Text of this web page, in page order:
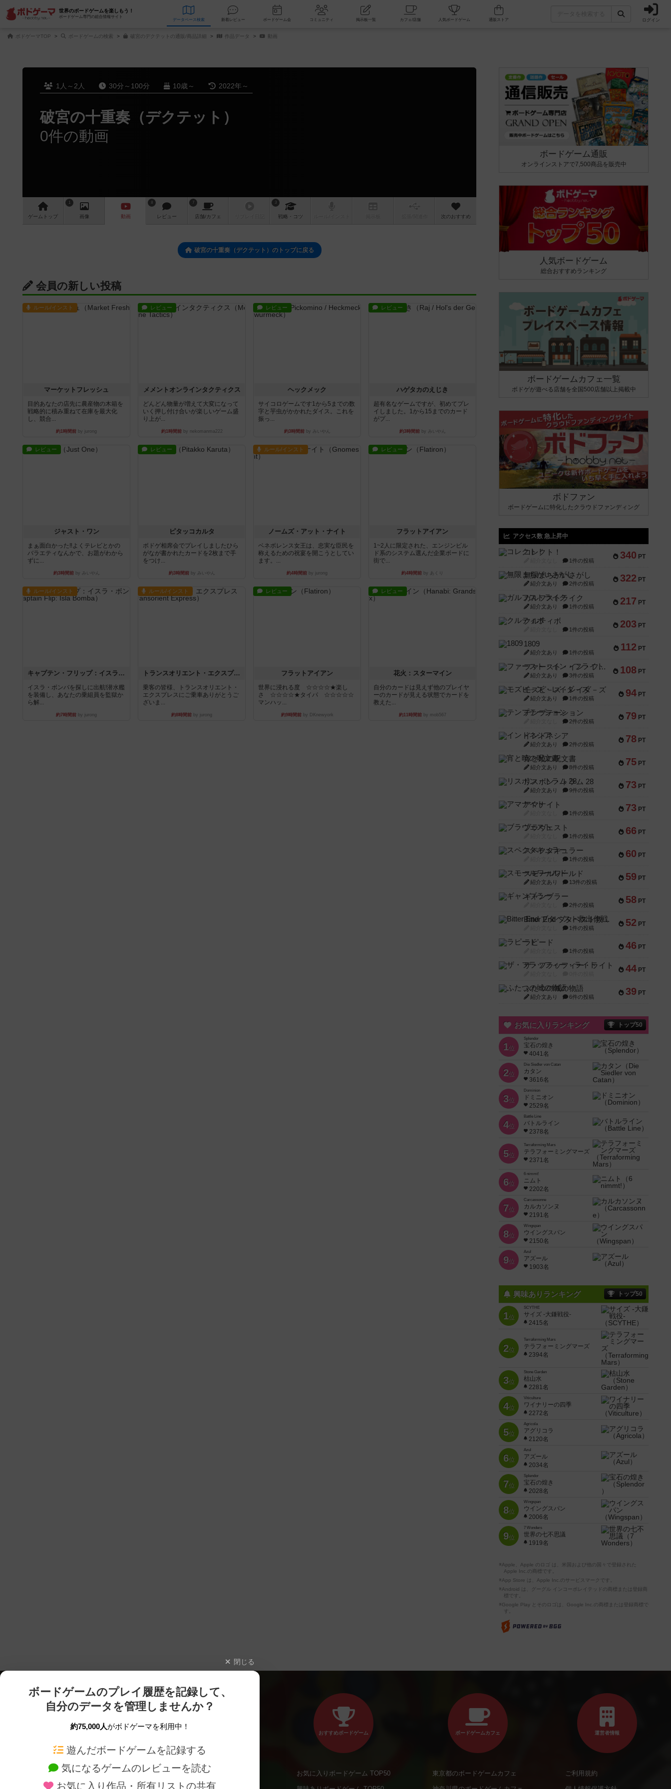
世界のボードゲームを楽しもう！
ボードゲーム専門の総合情報サイト
データベース 検索 新着レビュー ボードゲーム会 コミュニティ 掲示板一覧 カフェ/店舗 人気ボードゲーム ログイン
ボドゲーマTOP ボードゲームの検索 破宮のデクテットの通販/商品詳細 作品データ 動画
1人～2人 30分～100分 10歳～ 2022年～
破宮の十重奏（デクテット）
0件の動画
ゲーム トップ
1
画像 動画
8
レビュー
7
店舗/カフェ
3
戦略 ・コツ 次のおすすめ
破宮の十重奏（デクテット）のトップに戻る
会員の新しい投稿
ルール/インスト
マーケットフレッシュ
目的あなたの店先に農産物の木箱を
戦略的に積み重ねて在庫を最大化
し、競合...
約1時間前 by jurong
レビュー
メメントオンラインタクティクス
どんどん物量が増えて大変になって
いく押し付け合いが楽しいゲーム盛
り上が...
約1時間前by nekomanma222
レビュー
ヘックメック
サイコロゲームです1から5までの数
字と芋虫がかかれたダイス。これを
振っ...
約3時間前by みいやん
レビュー
ハゲタカのえじき
超有名なゲームですが、初めてプレ
イしました。1から15までのカード
がプ...
約3時間前by みいやん
レビュー
ジャスト・ワン
まぁ面白かった‼️よくテレビとかの
バラエティなんかで、お題がわから
ずに...
約3時間前by みいやん
レビュー
ピタッコカルタ
ボドゲ相席会でプレイしましたひら
がなが書かれたカードを2枚まで手
をつけ...
約3時間前by みいやん
ルール/インスト
ノームズ・アット・ナイト
ベネボレンス女王は、忠実な臣民を
称えるための祝宴を開こうとしてい
ます。...
約4時間前 by jurong
レビュー
フラットアイアン
1~2人に限定された、エンジンビル
ド系のシステム選んだ企業ボードに
街で...
約4時間前 by あくり
ルール/インスト
キャプテン・フリップ：イスラ・ボンバ
イスラ・ボンバを探しに出航!潜水艦
を装備し、あなたの乗組員を監獄か
ら解...
約7時間前 by jurong
ルール/インスト
トランスオリエント・エクスプレス
乗客の皆様、トランスオリエント・
エクスプレスにご乗車ありがとうご
ざいま...
約8時間前 by jurong
レビュー
フラットアイアン
世界に浸れる度 ☆☆☆☆★楽し
さ ☆☆☆☆★タイパ ☆☆☆☆☆
マンハッ...
約9時間前by DKnewyork
レビュー
花火：スターマイン
自分のカードは見えず他のプレイヤ
ーのカードが見える状態でカードを
教えた...
約11時間前by mob567
ボードゲーム通販
オンラインストアで7,500商品を販売中
人気ボードゲーム
総合おすすめランキング
ボードゲームカフェ一覧
ボドゲが遊べる店舗を全国500店舗以上掲載中
ボドファン
ボードゲームに特化したクラウドファンディング
アクセス数 急上昇中
340 PT
コレクト！
1件の投稿
322 PT
無限まちがいさがし
紹介文あり 2件の投稿
217 PT
ガルフストライク
紹介文あり 1件の投稿
203 PT
クルティボ
1件の投稿
112 PT
1809
紹介文あり 1件の投稿
108 PT
ファースト・イン・フライト
紹介文あり 3件の投稿
94 PT
モズビ－ズ・レイダ－ズ
紹介文あり 1件の投稿
79 PT
テンプテーション
2件の投稿
78 PT
インドネシア
紹介文あり 2件の投稿
75 PT
宵と暁の呪文書
紹介文あり 8件の投稿
73 PT
リスボン・トラム 28
紹介文あり 9件の投稿
73 PT
アマナイト
1件の投稿
66 PT
ブラヴェスト
1件の投稿
60 PT
スペクタキュラー
1件の投稿
59 PT
スモールワールド
紹介文あり 13件の投稿
58 PT
ギャンブラー
2件の投稿
52 PT
Bitter End ブタペスト救出作戦
1件の投稿
46 PT
ラピード
1件の投稿
44 PT
ザ・フラッフィー・ライト
39 PT
ふたつの城の物語
紹介文あり 6件の投稿
お気に入りランキング トップ50
1位
Splendor
宝石の煌き
4041名
2位
Die Siedler von Catan
カタン
3616名
3位
Dominion
ドミニオン
2529名
4位
Battle Line
バトルライン
2378名
5位
Terraforming Mars
テラフォーミングマーズ
2371名
6位
6 nimmt!
ニムト
2202名
7位
Carcassonne
カルカソンヌ
2191名
8位
Wingspan
ウイングスパン
2150名
9位
Azul
アズール
1903名
興味ありランキング トップ50
1位
SCYTHE
サイズ -大鎌戦役-
2415名
2位
Terraforming Mars
テラフォーミングマーズ
2394名
3位
Stone Garden
枯山水
2281名
4位
Viticulture
ワイナリーの四季
2272名
5位
Agricola
アグリコラ
2120名
6位
Azul
アズール
2034名
7位
Splendor
宝石の煌き
2028名
8位
Wingspan
ウイングスパン
2006名
9位
7 Wonders
世界の七不思議
1919名
※Apple、Apple のロゴ は、米国および他の国々で登録された
Apple Inc.の商標です。
※App Store は、Apple Inc.のサービスマークです。
※Android は、グーグル インコーポレイテッドの商標または登録商
標です。
※Google Play とそのロゴは、Google Inc.の商標または登録商標で
す。
閉じる
ボードゲームのプレイ履歴を記録して、
自分のデータを管理しませんか？
約75,000人がボドゲーマを利用中！
遊んだボードゲームを記録する
気になるゲームのレビューを読む
お気に入り作品・所有リストの共有
ボードゲームを検索する 新作・再入荷情報
おすすめボードゲーム
お気に入りボードゲーム TOP50
ボードゲームカフェ
東京都のボードゲームカフェ
運営者情報
ご利用規約